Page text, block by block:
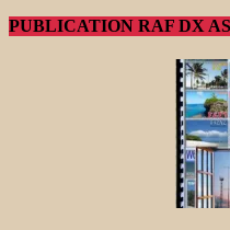
PUBLICATION RAF DX